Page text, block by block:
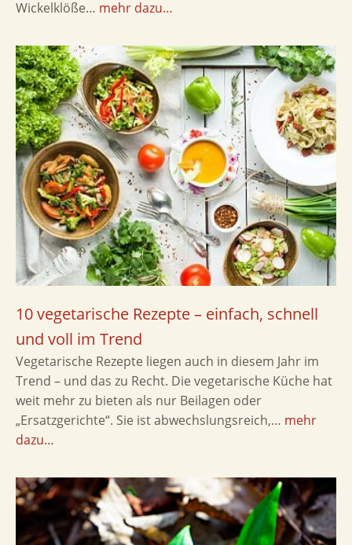
Wickelklöße… mehr dazu…
10 vegetarische Rezepte – einfach, schnell
und voll im Trend
Vegetarische Rezepte liegen auch in diesem Jahr im
Trend – und das zu Recht. Die vegetarische Küche hat
weit mehr zu bieten als nur Beilagen oder
„Ersatzgerichte“. Sie ist abwechslungsreich,… mehr
dazu…